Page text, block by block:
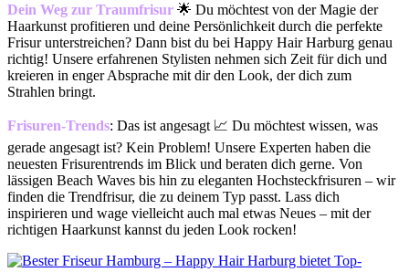
Dein Weg zur Traumfrisur 🌟 Du möchtest von der Magie der
Haarkunst profitieren und deine Persönlichkeit durch die perfekte
Frisur unterstreichen? Dann bist du bei Happy Hair Harburg genau
richtig! Unsere erfahrenen Stylisten nehmen sich Zeit für dich und
kreieren in enger Absprache mit dir den Look, der dich zum
Strahlen bringt.
Frisuren-Trends: Das ist angesagt 📈 Du möchtest wissen, was
gerade angesagt ist? Kein Problem! Unsere Experten haben die
neuesten Frisurentrends im Blick und beraten dich gerne. Von
lässigen Beach Waves bis hin zu eleganten Hochsteckfrisuren – wir
finden die Trendfrisur, die zu deinem Typ passt. Lass dich
inspirieren und wage vielleicht auch mal etwas Neues – mit der
richtigen Haarkunst kannst du jeden Look rocken!